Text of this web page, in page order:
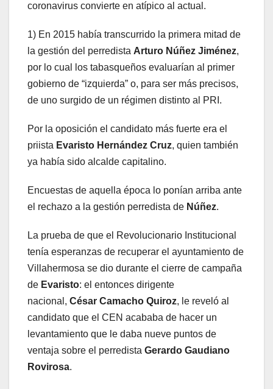
coronavirus convierte en atípico al actual.
1) En 2015 había transcurrido la primera mitad de
la gestión del perredista Arturo Núñez Jiménez,
por lo cual los tabasqueños evaluarían al primer
gobierno de “izquierda” o, para ser más precisos,
de uno surgido de un régimen distinto al PRI.
Por la oposición el candidato más fuerte era el
priista Evaristo Hernández Cruz, quien también
ya había sido alcalde capitalino.
Encuestas de aquella época lo ponían arriba ante
el rechazo a la gestión perredista de Núñez.
La prueba de que el Revolucionario Institucional
tenía esperanzas de recuperar el ayuntamiento de
Villahermosa se dio durante el cierre de campaña
de Evaristo: el entonces dirigente
nacional, César Camacho Quiroz, le reveló al
candidato que el CEN acababa de hacer un
levantamiento que le daba nueve puntos de
ventaja sobre el perredista Gerardo Gaudiano
Rovirosa.